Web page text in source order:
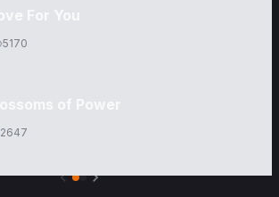
5170
2647